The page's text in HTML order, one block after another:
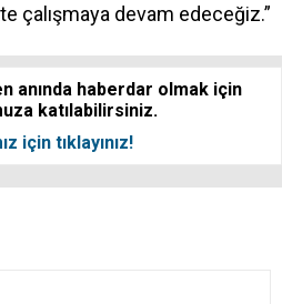
çalışmaya devam edeceğiz.”
anında haberdar olmak için
katılabilirsiniz.
için tıklayınız!